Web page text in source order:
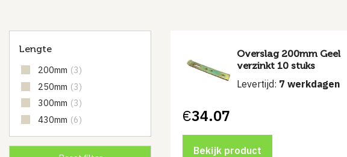
Lengte
200mm (3)
250mm (3)
300mm (3)
430mm (6)
Overslag 200mm Geel
verzinkt 10 stuks
Levertijd: 7 werkdagen
€34.07
Bekijk product